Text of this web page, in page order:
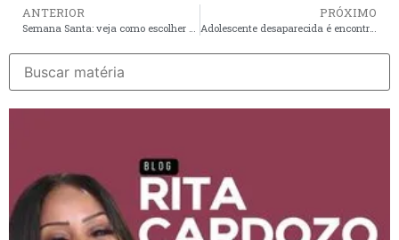
ANTERIOR
Semana Santa: veja como escolher e conservar peixe com segurança na hora da compra
PRÓXIMO
Adolescente desaparecida é encontrada morta após naufrágio em Lago Verde